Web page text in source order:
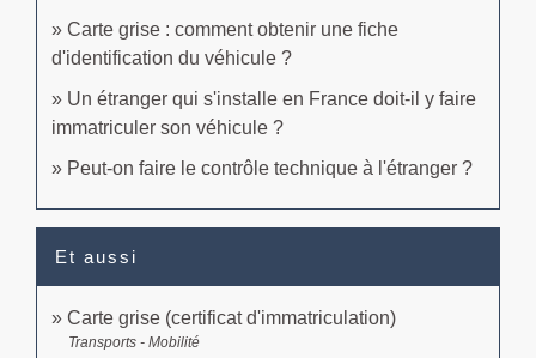
Carte grise : comment obtenir une fiche
d'identification du véhicule ?
Un étranger qui s'installe en France doit-il y faire
immatriculer son véhicule ?
Peut-on faire le contrôle technique à l'étranger ?
Et aussi
Carte grise (certificat d'immatriculation)
Transports - Mobilité